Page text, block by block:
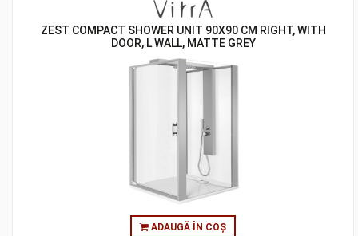
ZEST COMPACT SHOWER UNIT 90X90 CM RIGHT, WITH
DOOR, L WALL, MATTE GREY
ADAUGĂ ÎN COȘ